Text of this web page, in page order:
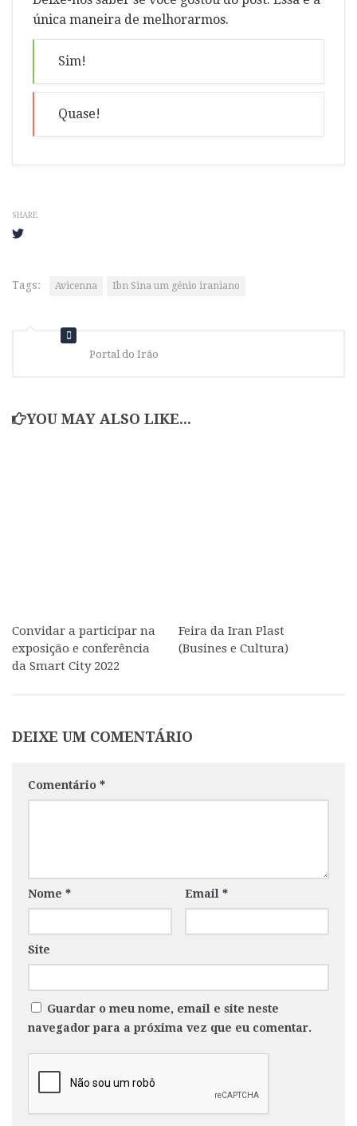
única maneira de melhorarmos.
Sim!
Quase!
SHARE
Tags: Avicenna Ibn Sina um génio iraniano
Portal do Irão
YOU MAY ALSO LIKE...
Convidar a participar na
exposição e conferência
da Smart City 2022
Feira da Iran Plast
(Busines e Cultura)
DEIXE UM COMENTÁRIO
Comentário *
Nome * Email *
Site
Guardar o meu nome, email e site neste
navegador para a próxima vez que eu comentar.